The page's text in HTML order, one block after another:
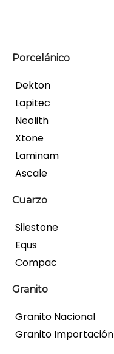
Porcelánico
Dekton
Lapitec
Neolith
Xtone
Laminam
Ascale
Cuarzo
Silestone
Equs
Compac
Granito
Granito Nacional
Granito Importación